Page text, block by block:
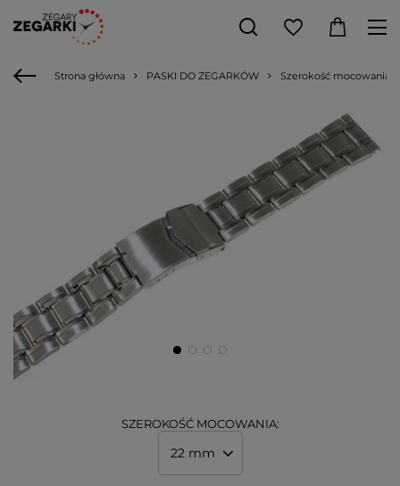
Strona główna PASKI DO ZEGARKÓW Szerokość mocowania
SZEROKOŚĆ MOCOWANIA:
22 mm